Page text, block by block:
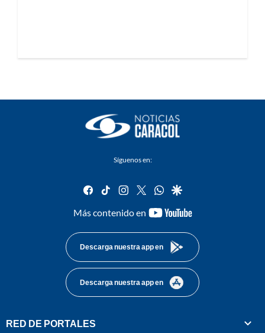
Síguenos en:
facebook
tiktok instagram
twitterwhatsapp
google
Más contenido en
youtube-
Descarga nuestra app en
Descarga nuestra app en
RED DE PORTALES